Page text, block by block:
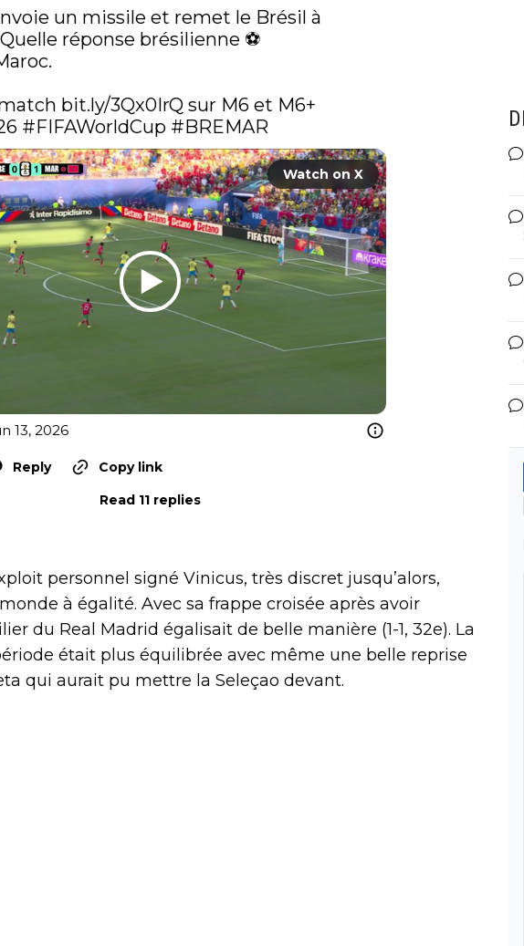
un missile et remet le Brésil à
réponse brésilienne ⚽️
bit.ly/3Qx0IrQ
#FIFAWorldCup #BREMAR
Watch on X
13, 2026
Reply
Copy link
Read 11 replies
personnel signé Vinicus, très discret jusqu’alors,
à égalité. Avec sa frappe croisée après avoir
du Real Madrid égalisait de belle manière (1-1, 32e). La
était plus équilibrée avec même une belle reprise
qui aurait pu mettre la Seleçao devant.